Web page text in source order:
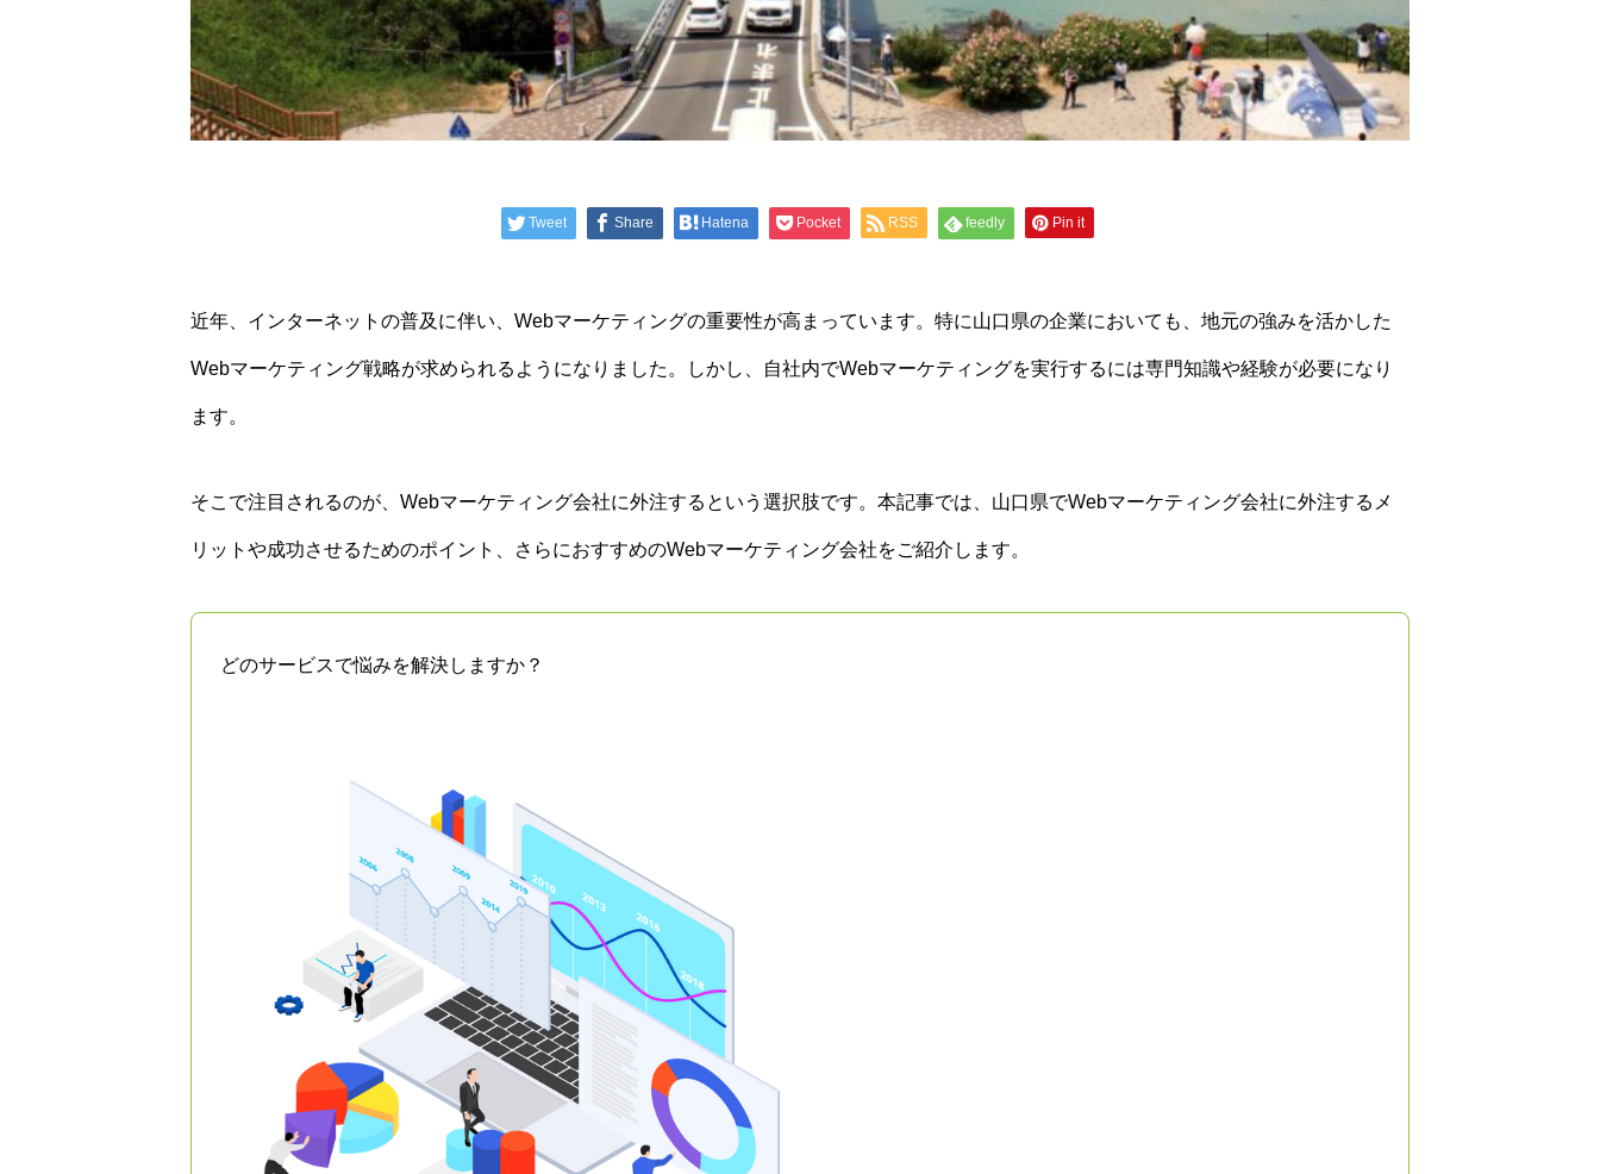
Tweet Share Hatena Pocket RSS feedly Pin it
近年、インターネットの普及に伴い、Webマーケティングの重要性が高まっています。特に山口県の企業においても、地元の強みを活かした
Webマーケティング戦略が求められるようになりました。しかし、自社内でWebマーケティングを実行するには専門知識や経験が必要になり
ます。
そこで注目されるのが、Webマーケティング会社に外注するという選択肢です。本記事では、山口県でWebマーケティング会社に外注するメ
リットや成功させるためのポイント、さらにおすすめのWebマーケティング会社をご紹介します。
どのサービスで悩みを解決しますか？